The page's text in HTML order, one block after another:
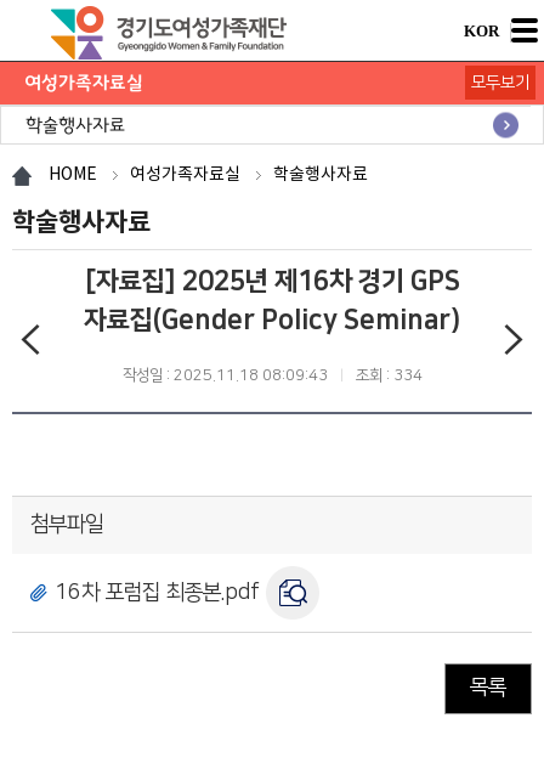
KOR
여성가족자료실
연구보고서
학술행사자료
사업·교육 자료
경기여성가족통계
여성가족도서관 `여울`
모두보기
HOME 여성가족자료실 학술행사자료
학술행사자료
[자료집] 2025년 제16차 경기 GPS
자료집(Gender Policy Seminar)
작성일 : 2025.11.18 08:09:43 조회 : 334
첨부파일
16차 포럼집 최종본.pdf
목록